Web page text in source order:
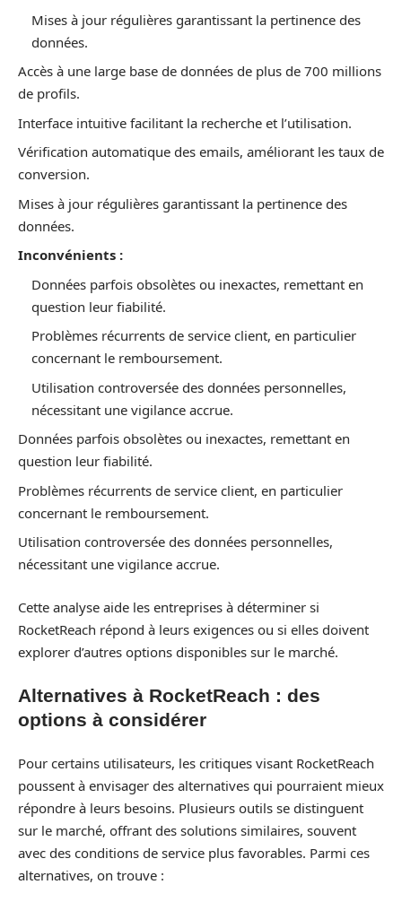
Mises à jour régulières garantissant la pertinence des
données.
Accès à une large base de données de plus de 700 millions
de profils.
Interface intuitive facilitant la recherche et l’utilisation.
Vérification automatique des emails, améliorant les taux de
conversion.
Mises à jour régulières garantissant la pertinence des
données.
Inconvénients :
Données parfois obsolètes ou inexactes, remettant en
question leur fiabilité.
Problèmes récurrents de service client, en particulier
concernant le remboursement.
Utilisation controversée des données personnelles,
nécessitant une vigilance accrue.
Données parfois obsolètes ou inexactes, remettant en
question leur fiabilité.
Problèmes récurrents de service client, en particulier
concernant le remboursement.
Utilisation controversée des données personnelles,
nécessitant une vigilance accrue.
Cette analyse aide les entreprises à déterminer si
RocketReach répond à leurs exigences ou si elles doivent
explorer d’autres options disponibles sur le marché.
Alternatives à RocketReach : des
options à considérer
Pour certains utilisateurs, les critiques visant RocketReach
poussent à envisager des alternatives qui pourraient mieux
répondre à leurs besoins. Plusieurs outils se distinguent
sur le marché, offrant des solutions similaires, souvent
avec des conditions de service plus favorables. Parmi ces
alternatives, on trouve :